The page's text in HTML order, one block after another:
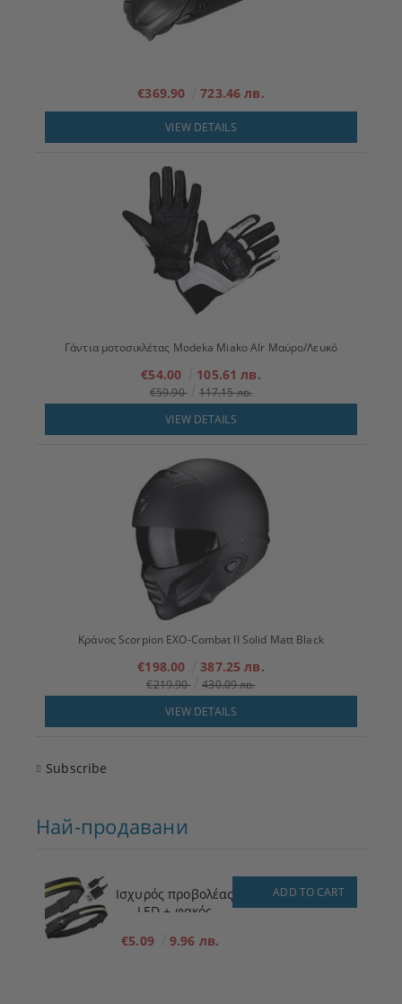
€369.90 723.46 лв.
VIEW DETAILS
Γάντια μοτοσικλέτας Modeka Miako AIr Μαύρο/Λευκό
€54.00 105.61 лв.
€59.90
117.15 лв.
VIEW DETAILS
Κράνος Scorpion EXO-Combat II Solid Matt Black
€198.00 387.25 лв.
€219.90
430.09 лв.
VIEW DETAILS
Subscribe
Най-продавани
Ισχυρός προβολέας
LED + φακός
€5.09
9.96 лв.
ADD TO CART